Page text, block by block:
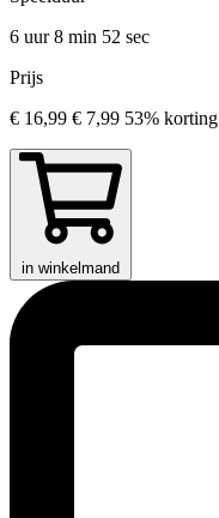
6 uur 8 min 52 sec
Prijs
€ 16,99 € 7,99 53% korting
in winkelmand